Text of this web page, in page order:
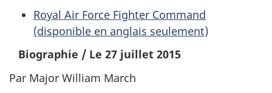
Royal Air Force Fighter Command
(disponible en anglais seulement)
Biographie / Le 27 juillet 2015
Par Major William March